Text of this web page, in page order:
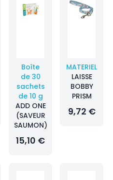
Boîte
de 30
sachets
de 10 g
ADD ONE
(SAVEUR
SAUMON)
15,10 €
MATERIEL
LAISSE
BOBBY
PRISM
9,72 €